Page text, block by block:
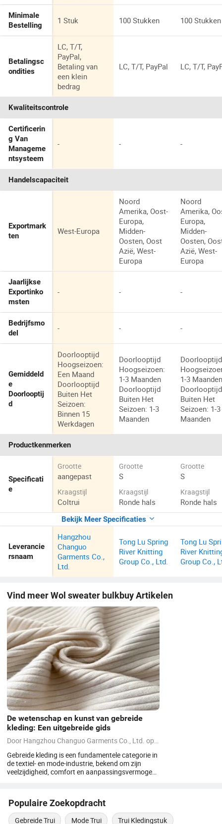
Minimale
Bestelling
1 Stuk 100 Stukken 100 Stukken
Betalingsc
ondities
LC, T/T,
PayPal,
Betaling van
een klein
bedrag
LC, T/T, PayPal LC, T/T,
Kwaliteitscontrole
Certificerin
g Van
Manageme
ntsysteem
- - -
Handelscapaciteit
Exportmark
ten
West-Europa
Noord
Amerika, Oost-
Europa,
Midden-
Oosten, Oost
Azië, West-
Europa
Noord
Amerika,
Europa,
Midden-
Oosten,
Azië, West-
Europa
Jaarlijkse
Exportinko
msten
- - -
Bedrijfsmo
del
- - -
Gemiddeld
e
Doorlooptij
d
Doorlooptijd
Hoogseizoen:
Een Maand
Doorlooptijd
Buiten Het
Seizoen:
Binnen 15
Werkdagen
Doorlooptijd
Hoogseizoen:
1-3 Maanden
Doorlooptijd
Buiten Het
Seizoen: 1-3
Maanden
Doorlooptijd
1-3
Doorlooptijd
Buiten Het
Seizoen: 1-3
Maanden
Productkenmerken
Specificati
e
Grootte
aangepast
Kraagstijl
Coltrui
Grootte
S
Kraagstijl
Ronde hals
Grootte
S
Kraagstijl
Ronde hals
Bekijk Meer Specificaties
Leverancie
rsnaam
Hangzhou
Changuo
Garments Co.,
Ltd.
Tong Lu Spring
River Knitting
Group Co., Ltd.
Tong Lu
River
Group Co.,
Vind meerWol sweater bulkbuyArtikelen
De wetenschap en kunst van gebreide
kleding: Een uitgebreide gids
Door Hangzhou Changuo Garments Co., Ltd. op 09/05/2025
Gebreide kleding is een fundamentele categorie in
de textiel- en mode-industrie, bekend om zijn
veelzijdigheid, comfort en aanpassingsvermogen.
hoek te kruisen, worden gebreide stoffen
geconstrueerd door lussen van garen in een reeks
verbonden steken in elkaar te haken. Deze unieke
Populaire Zoekopdracht
Gebreide Trui Mode Trui Trui Kledingstuk